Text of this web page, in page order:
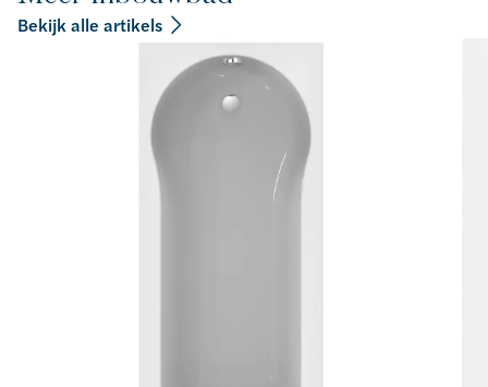
Bekijk alle artikels